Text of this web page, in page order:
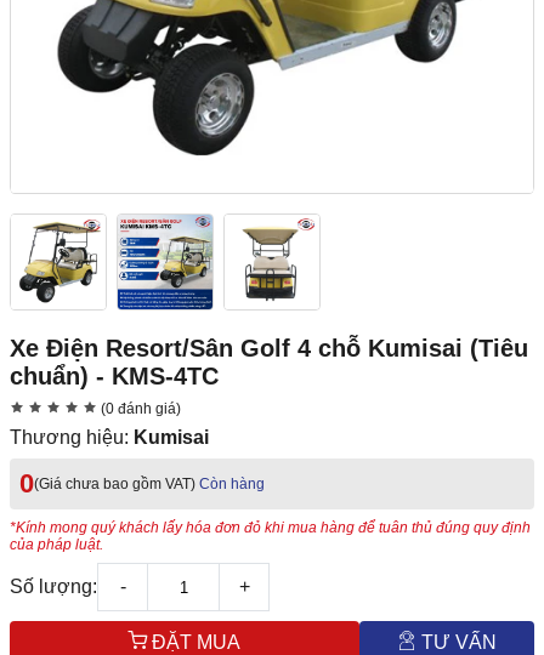
Xe Điện Resort/Sân Golf 4 chỗ Kumisai (Tiêu
chuẩn) - KMS-4TC
(0 đánh giá)
Thương hiệu: Kumisai
0(Giá chưa bao gồm VAT) Còn hàng
*Kính mong quý khách lấy hóa đơn đỏ khi mua hàng để tuân thủ đúng quy định
của pháp luật.
Số lượng: - +
ĐẶT MUA TƯ VẤN